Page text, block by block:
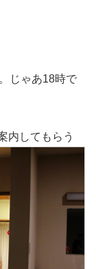
じゃあ18時で
内してもらう